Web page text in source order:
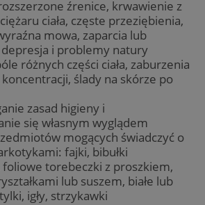
źrenice, krwawienie z
ciała, częste przeziębienia,
mowa, zaparcia lub
i problemy natury
różnych części ciała, zaburzenia
ślady na skórze po
zasad higieny i
się własnym wyglądem
mogących świadczyć o
fajki, bibułki
torebeczki z proszkiem,
lub suszem, białe lub
igły, strzykawki